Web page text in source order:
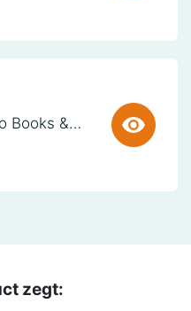
Bookaroo Books & Stuff Pouch - Botanical
zegt: